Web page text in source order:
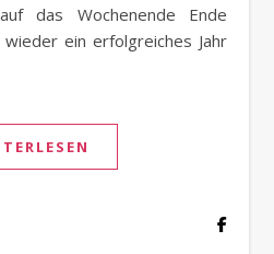
das Wochenende Ende
ein erfolgreiches Jahr